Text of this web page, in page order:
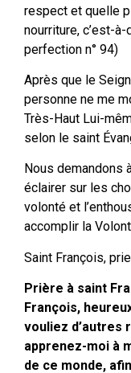
respect et quelle
nourriture, c’est-
perfection n° 94)
Après que le
personne ne me
Très-Haut Lui-
selon le saint
Nous demandons
éclairer sur les
volonté et
accomplir la
Saint François,
Prière à saint
François,
vouliez d’autres
apprenez-moi à
de ce monde,